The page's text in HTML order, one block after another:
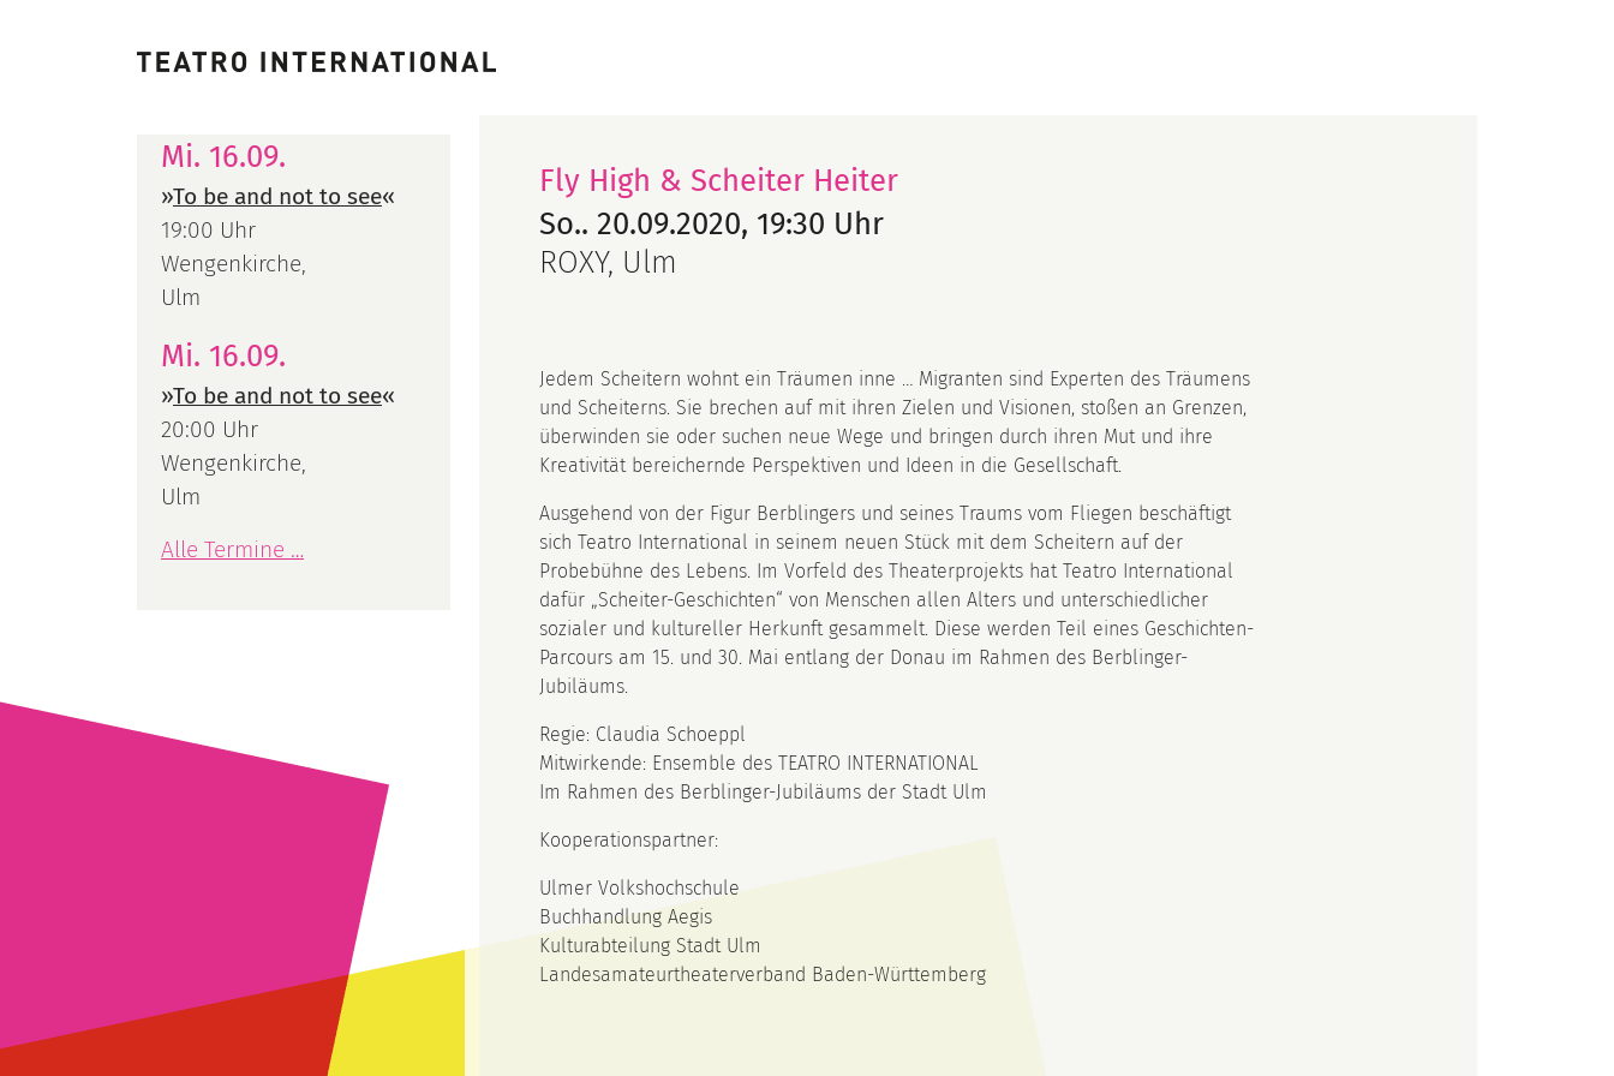
Mi. 16.09.
»To be and not to see«
19:00 Uhr
Wengenkirche,
Ulm
Mi. 16.09.
»To be and not to see«
20:00 Uhr
Wengenkirche,
Ulm
Alle Termine …
Fly High & Scheiter Heiter
So.. 20.09.2020, 19:30 Uhr
ROXY, Ulm
Jedem Scheitern wohnt ein Träumen inne … Migranten sind Experten des Träumens
und Scheiterns. Sie brechen auf mit ihren Zielen und Visionen, stoßen an Grenzen,
überwinden sie oder suchen neue Wege und bringen durch ihren Mut und ihre
Kreativität bereichernde Perspektiven und Ideen in die Gesellschaft.
Ausgehend von der Figur Berblingers und seines Traums vom Fliegen beschäftigt
sich Teatro International in seinem neuen Stück mit dem Scheitern auf der
Probebühne des Lebens. Im Vorfeld des Theaterprojekts hat Teatro International
dafür „Scheiter-Geschichten“ von Menschen allen Alters und unterschiedlicher
sozialer und kultureller Herkunft gesammelt. Diese werden Teil eines Geschichten-
Parcours am 15. und 30. Mai entlang der Donau im Rahmen des Berblinger-
Jubiläums.
Regie: Claudia Schoeppl
Mitwirkende: Ensemble des TEATRO INTERNATIONAL
Im Rahmen des Berblinger-Jubiläums der Stadt Ulm
Kooperationspartner:
Ulmer Volkshochschule
Buchhandlung Aegis
Kulturabteilung Stadt Ulm
Landesamateurtheaterverband Baden-Württemberg